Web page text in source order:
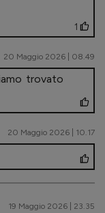
1
20 Maggio 2026 | 08.49
trovato
20 Maggio 2026 | 10.17
19 Maggio 2026 | 23.35